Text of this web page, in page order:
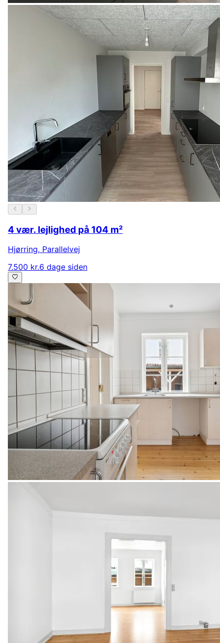
4 vær. lejlighed på 104 m²
Hjørring, Parallelvej
7.500 kr.6 dage siden